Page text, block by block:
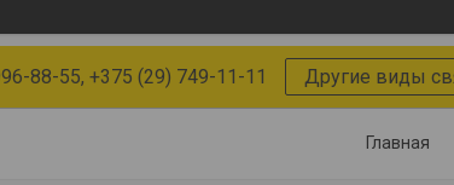
88-55, +375 (29) 749-11-11 Другие виды
Главная